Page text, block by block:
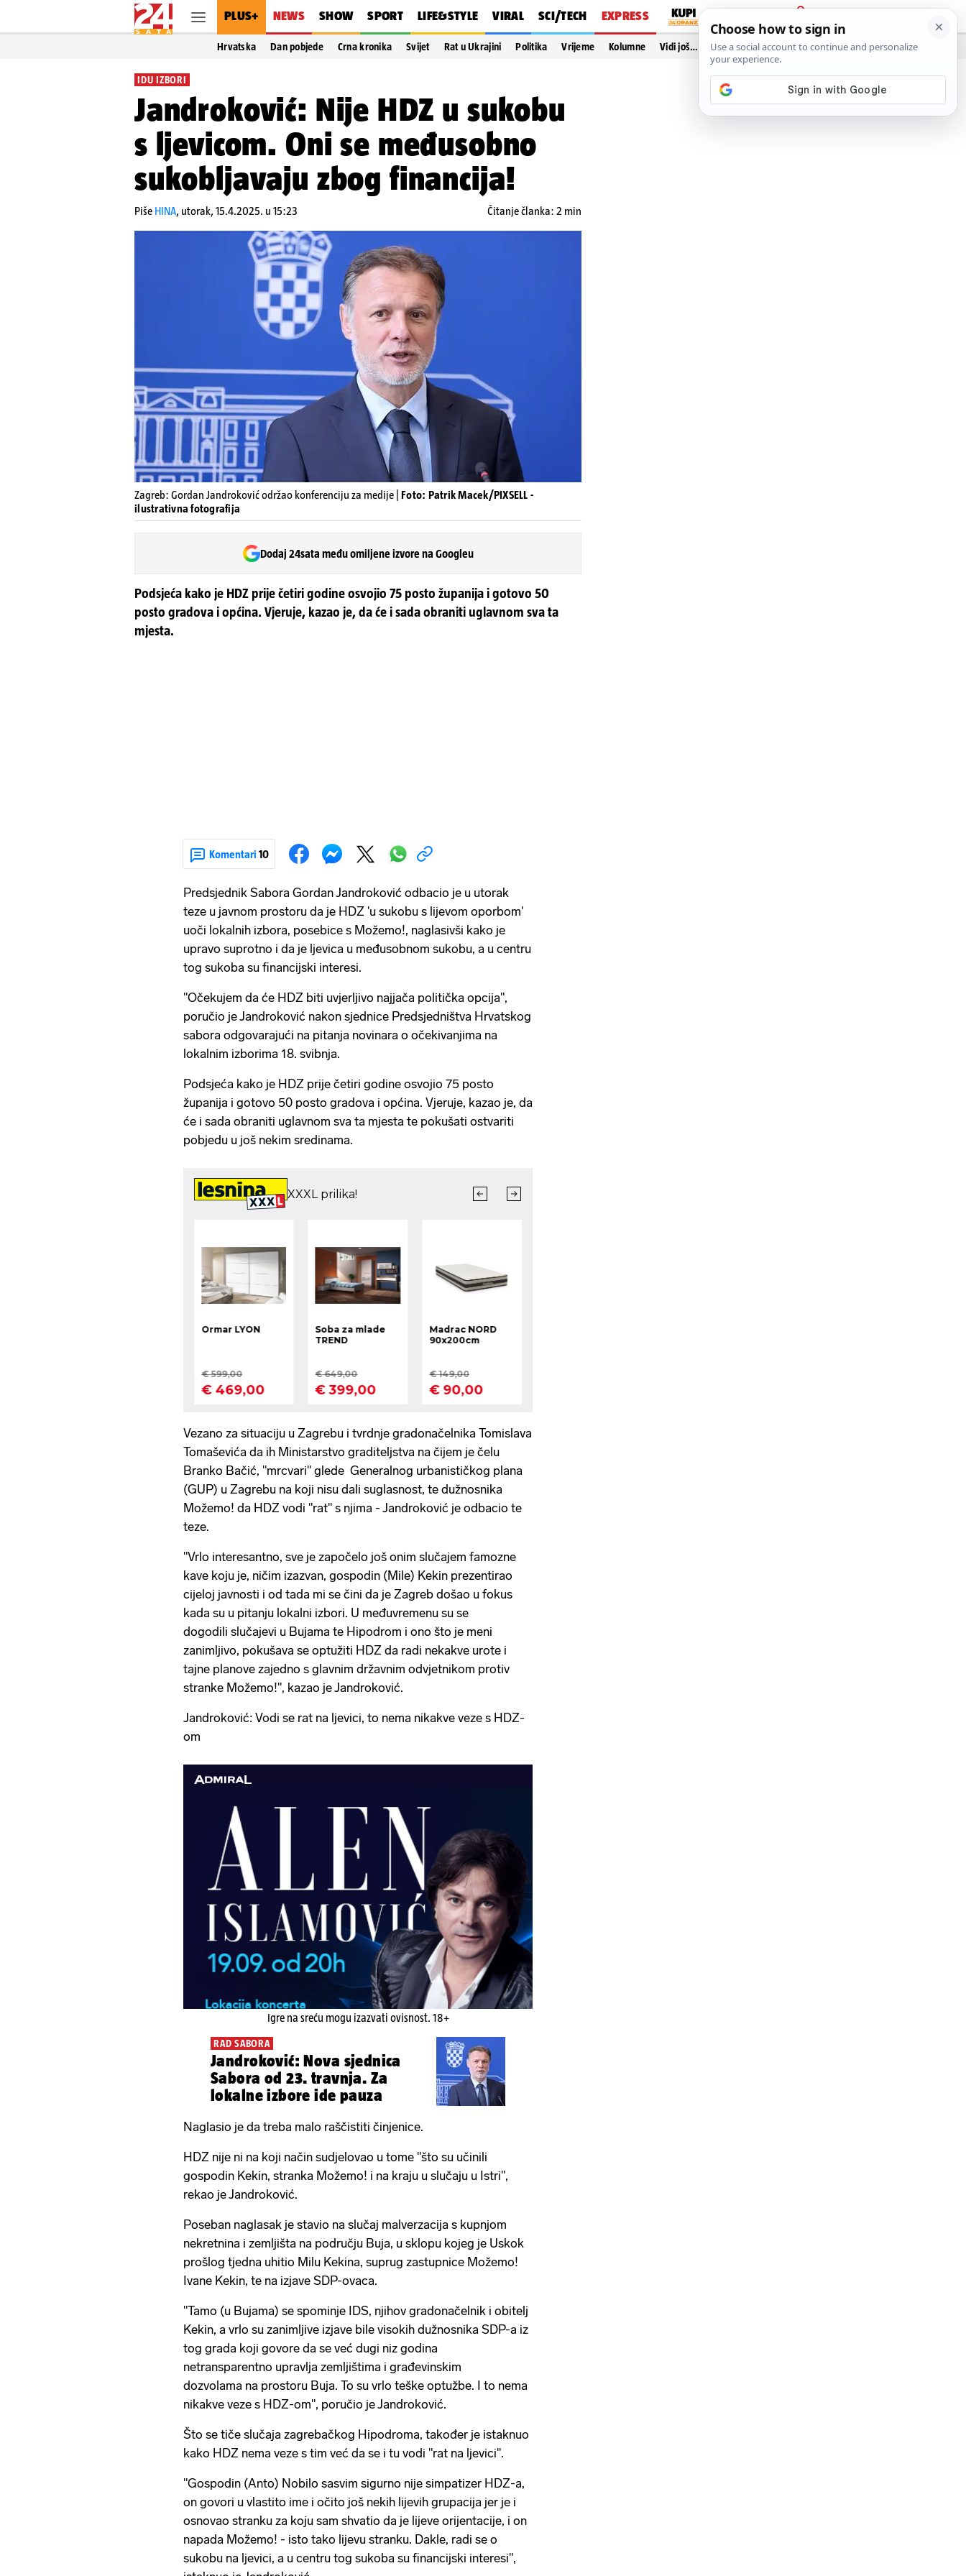
PLUS+ NEWS SHOW SPORT LIFE&STYLE VIRAL SCI/TECH EXPRESS
PRIJAVA
Hrvatska Dan pobjede Crna kronika Svijet Rat u Ukrajini Politika Vrijeme Kolumne Vidi još…
IDU IZBORI
Jandroković: Nije HDZ u sukobu
s ljevicom. Oni se međusobno
sukobljavaju zbog financija!
Piše HINA, utorak, 15.4.2025. u 15:23 Čitanje članka: 2 min
Zagreb: Gordan Jandroković održao konferenciju za medije | Foto: Patrik Macek/PIXSELL -
ilustrativna fotografija
Dodaj 24sata među omiljene izvore na Googleu
Podsjeća kako je HDZ prije četiri godine osvojio 75 posto županija i gotovo 50
posto gradova i općina. Vjeruje, kazao je, da će i sada obraniti uglavnom sva ta
mjesta.
Komentari 10
Predsjednik Sabora Gordan Jandroković odbacio je u utorak
teze u javnom prostoru da je HDZ 'u sukobu s lijevom oporbom'
uoči lokalnih izbora, posebice s Možemo!, naglasivši kako je
upravo suprotno i da je ljevica u međusobnom sukobu, a u centru
tog sukoba su financijski interesi.
"Očekujem da će HDZ biti uvjerljivo najjača politička opcija",
poručio je Jandroković nakon sjednice Predsjedništva Hrvatskog
sabora odgovarajući na pitanja novinara o očekivanjima na
lokalnim izborima 18. svibnja.
Podsjeća kako je HDZ prije četiri godine osvojio 75 posto
županija i gotovo 50 posto gradova i općina. Vjeruje, kazao je, da
će i sada obraniti uglavnom sva ta mjesta te pokušati ostvariti
pobjedu u još nekim sredinama.
Vezano za situaciju u Zagrebu i tvrdnje gradonačelnika Tomislava
Tomaševića da ih Ministarstvo graditeljstva na čijem je čelu
Branko Bačić, "mrcvari" glede Generalnog urbanističkog plana
(GUP) u Zagrebu na koji nisu dali suglasnost, te dužnosnika
Možemo! da HDZ vodi "rat" s njima - Jandroković je odbacio te
teze.
"Vrlo interesantno, sve je započelo još onim slučajem famozne
kave koju je, ničim izazvan, gospodin (Mile) Kekin prezentirao
cijeloj javnosti i od tada mi se čini da je Zagreb došao u fokus
kada su u pitanju lokalni izbori. U međuvremenu su se
dogodili slučajevi u Bujama te Hipodrom i ono što je meni
zanimljivo, pokušava se optužiti HDZ da radi nekakve urote i
tajne planove zajedno s glavnim državnim odvjetnikom protiv
stranke Možemo!", kazao je Jandroković.
Jandroković: Vodi se rat na ljevici, to nema nikakve veze s HDZ-
om
Igre na sreću mogu izazvati ovisnost. 18+
RAD SABORA
Jandroković: Nova sjednica
Sabora od 23. travnja. Za
lokalne izbore ide pauza
Naglasio je da treba malo raščistiti činjenice.
HDZ nije ni na koji način sudjelovao u tome "što su učinili
gospodin Kekin, stranka Možemo! i na kraju u slučaju u Istri",
rekao je Jandroković.
Poseban naglasak je stavio na slučaj malverzacija s kupnjom
nekretnina i zemljišta na području Buja, u sklopu kojeg je Uskok
prošlog tjedna uhitio Milu Kekina, suprug zastupnice Možemo!
Ivane Kekin, te na izjave SDP-ovaca.
"Tamo (u Bujama) se spominje IDS, njihov gradonačelnik i obitelj
Kekin, a vrlo su zanimljive izjave bile visokih dužnosnika SDP-a iz
tog grada koji govore da se već dugi niz godina
netransparentno upravlja zemljištima i građevinskim
dozvolama na prostoru Buja. To su vrlo teške optužbe. I to nema
nikakve veze s HDZ-om", poručio je Jandroković.
Što se tiče slučaja zagrebačkog Hipodroma, također je istaknuo
kako HDZ nema veze s tim već da se i tu vodi "rat na ljevici".
"Gospodin (Anto) Nobilo sasvim sigurno nije simpatizer HDZ-a,
on govori u vlastito ime i očito još nekih lijevih grupacija jer je i
osnovao stranku za koju sam shvatio da je lijeve orijentacije, i on
napada Možemo! - isto tako lijevu stranku. Dakle, radi se o
sukobu na ljevici, a u centru tog sukoba su financijski interesi",